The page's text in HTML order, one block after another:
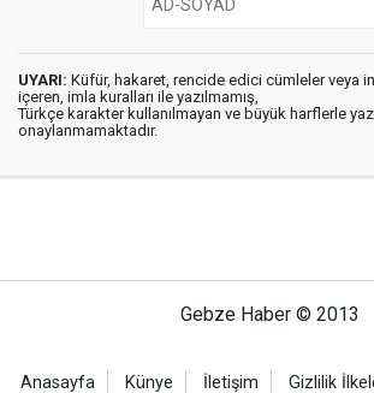
UYARI: Küfür, hakaret, rencide edici cümleler veya
içeren, imla kuralları ile yazılmamış,
Türkçe karakter kullanılmayan ve büyük harflerle
onaylanmamaktadır.
Gebze Haber © 2013
Anasayfa Künye İletişim Gizlilik